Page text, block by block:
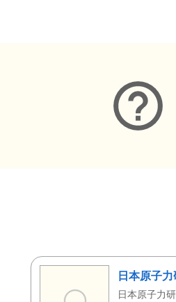
日本原子
日本原子力